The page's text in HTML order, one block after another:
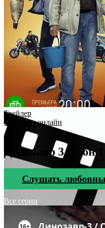
Трейлер
Смотреть онлайн
Динозавр 3 сезон
Cлушать
Все серии